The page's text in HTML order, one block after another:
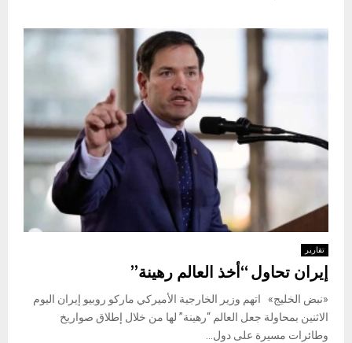
تقارير
إيران تحاول “أخذ العالم رهينة”
«نبض الخليج» اتهم وزير الخارجية الأميركي ماركو روبيو إيران اليوم
الاثنين بمحاولة جعل العالم “رهينة” لها من خلال إطلاق صواريخ
وطائرات مسيرة على دول...